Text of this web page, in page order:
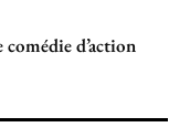
d’action